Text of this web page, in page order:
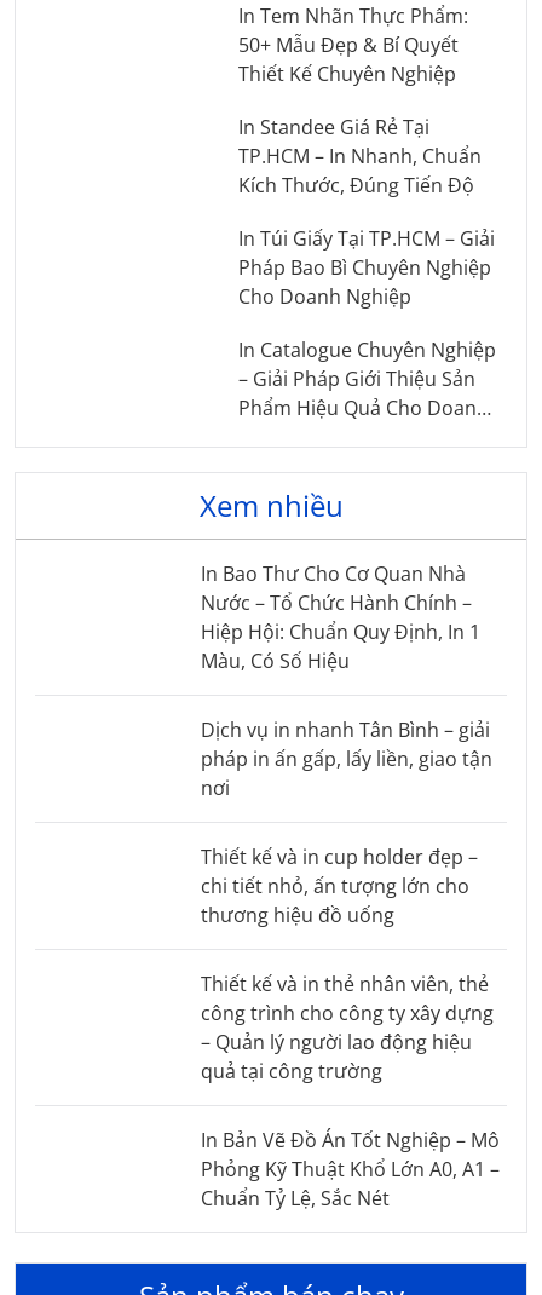
In Tem Nhãn Thực Phẩm:
50+ Mẫu Đẹp & Bí Quyết
Thiết Kế Chuyên Nghiệp
In Standee Giá Rẻ Tại
TP.HCM – In Nhanh, Chuẩn
Kích Thước, Đúng Tiến Độ
In Túi Giấy Tại TP.HCM – Giải
Pháp Bao Bì Chuyên Nghiệp
Cho Doanh Nghiệp
In Catalogue Chuyên Nghiệp
– Giải Pháp Giới Thiệu Sản
Phẩm Hiệu Quả Cho Doanh
Xem nhiều
In Bao Thư Cho Cơ Quan Nhà
Nước – Tổ Chức Hành Chính –
Hiệp Hội: Chuẩn Quy Định, In 1
Màu, Có Số Hiệu
Dịch vụ in nhanh Tân Bình – giải
pháp in ấn gấp, lấy liền, giao tận
nơi
Thiết kế và in cup holder đẹp –
chi tiết nhỏ, ấn tượng lớn cho
thương hiệu đồ uống
Thiết kế và in thẻ nhân viên, thẻ
công trình cho công ty xây dựng
– Quản lý người lao động hiệu
quả tại công trường
In Bản Vẽ Đồ Án Tốt Nghiệp – Mô
Phỏng Kỹ Thuật Khổ Lớn A0, A1 –
Chuẩn Tỷ Lệ, Sắc Nét